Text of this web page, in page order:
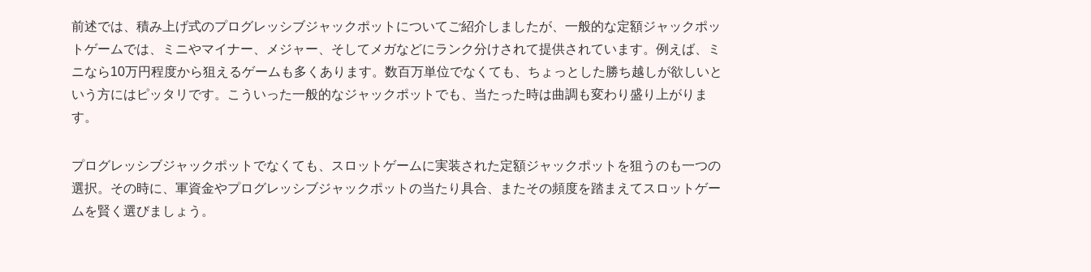
前述では、積み上げ式のプログレッシブジャックポットについてご紹介しましたが、一般的な定額ジャックポッ
トゲームでは、ミニやマイナー、メジャー、そしてメガなどにランク分けされて提供されています。例えば、ミ
ニなら10万円程度から狙えるゲームも多くあります。数百万単位でなくても、ちょっとした勝ち越しが欲しいと
いう方にはピッタリです。こういった一般的なジャックポットでも、当たった時は曲調も変わり盛り上がりま
す。
プログレッシブジャックポットでなくても、スロットゲームに実装された定額ジャックポットを狙うのも一つの
選択。その時に、軍資金やプログレッシブジャックポットの当たり具合、またその頻度を踏まえてスロットゲー
ムを賢く選びましょう。